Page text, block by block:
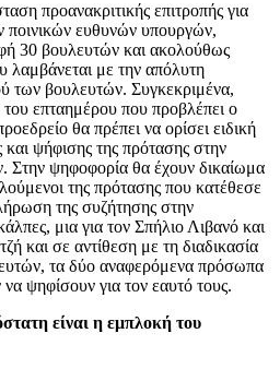
προανακριτικής επιτροπής για
ποινικών ευθυνών υπουργών,
30 βουλευτών και ακολούθως
λαμβάνεται με την απόλυτη
των βουλευτών. Συγκεκριμένα,
επταημέρου που προβλέπει ο
θα πρέπει να ορίσει ειδική
ψήφισης της πρότασης στην
Στην ψηφοφορία θα έχουν δικαίωμα
της πρότασης που κατέθεσε
της συζήτησης στην
μια για τον Σπήλιο Λιβανό και
και σε αντίθεση με τη διαδικασία
τα δύο αναφερόμενα πρόσωπα
ψηφίσουν για τον εαυτό τους.
είναι η εμπλοκή του